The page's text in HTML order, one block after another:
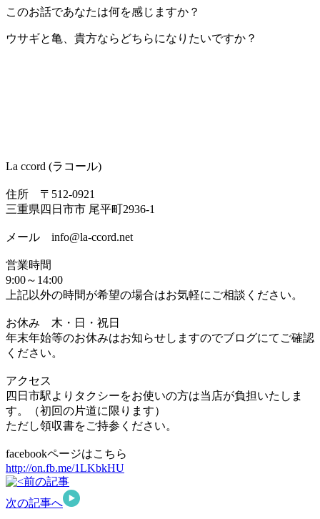
このお話であなたは何を感じますか？
ウサギと亀、貴方ならどちらになりたいですか？
La ccord (ラコール)
住所 〒512-0921
三重県四日市市 尾平町2936-1
メール info@la-ccord.net
営業時間
9:00～14:00
上記以外の時間が希望の場合はお気軽にご相談ください。
お休み 木・日・祝日
年末年始等のお休みはお知らせしますのでブログにてご確認
ください。
アクセス
四日市駅よりタクシーをお使いの方は当店が負担いたしま
す。（初回の片道に限ります）
ただし領収書をご持参ください。
facebookページはこちら
http://on.fb.me/1LKbkHU
前の記事
次の記事へ